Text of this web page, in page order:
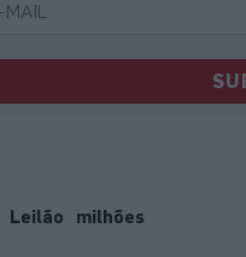
Leilão milhões